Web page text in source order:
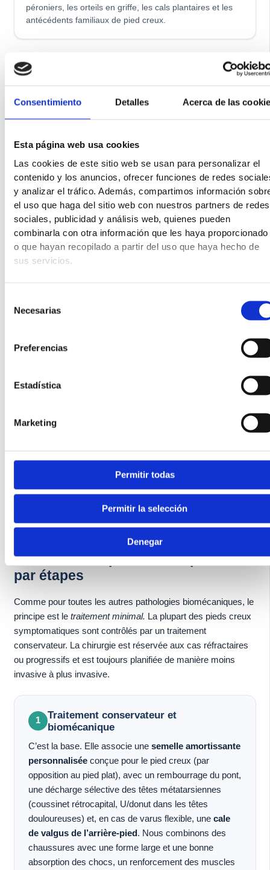
Consentimiento Detalles Acerca de las
Esta página web usa cookies
Las cookies de este sitio web se usan para personalizar el
contenido y los anuncios, ofrecer funciones de redes
y analizar el tráfico. Además, compartimos información
el uso que haga del sitio web con nuestros partners de redes
sociales, publicidad y análisis web, quienes pueden
combinarla con otra información que les haya proporcionado
o que hayan recopilado a partir del uso que haya hecho de
sus servicios.
Necesarias
Preferencias
Estadística
Marketing
Permitir todas
Permitir la selección
Denegar
péroniers, les orteils en griffe, les cals plantaires et les
antécédents familiaux de pied creux.
📊 Étude biomécanique des pressions
objectivement le modèle de charge au niveau du talon,
deux pieds. Ces informations sont essentielles pour
concevoir des semelles absorbant les chocs avec une
décharge sélective efficace et pour documenter
l’amélioration après le traitement.
📷 Radiographie de mise en charge bilatérale
Projection dorsoplantaire, latérale chargée et axiale du
calcanéum. Mesure de l’
associées. Il permet de documenter l’étendue de la
🧠 Évaluation neurologique complémentaire
familiaux, nous demandons une
atypique pour écarter une pathologie rachidienne.
L’étiologie modifie le suivi.
Traitement du pied creux : protocole
par étapes
Comme pour toutes les autres pathologies biomécaniques, le
principe est le traitement minimal. La plupart des pieds creux
symptomatiques sont contrôlés par un traitement
conservateur. La chirurgie est réservée aux cas réfractaires
ou progressifs et est toujours planifiée de manière moins
invasive à plus invasive.
1
Traitement conservateur et
biomécanique
C’est la base. Elle associe une semelle amortissante
personnaliséeconçue pour le pied creux (par
opposition au pied plat), avec un rembourrage du pont,
une décharge sélective des têtes métatarsiennes
(coussinet rétrocapital, U/donut dans les têtes
douloureuses) et, en cas de varus flexible, une cale
de valgus de l’arrière-pied . Nous combinons des
chaussures avec une forme large et une bonne
absorption des chocs, un renforcement des muscles